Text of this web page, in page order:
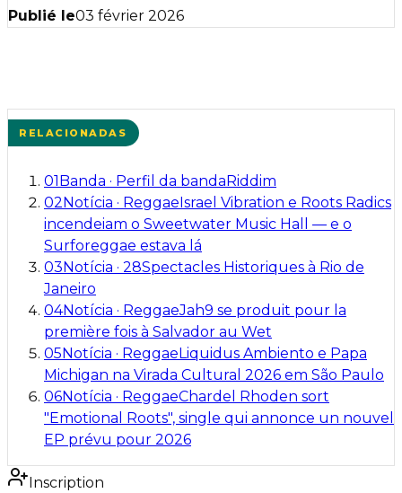
Publié le03 février 2026
RELACIONADAS
01 Banda · Perfil da banda Riddim
02 Notícia · Reggae Israel Vibration e Roots Radics
incendeiam o Sweetwater Music Hall — e o
Surforeggae estava lá
03 Notícia · 28Spectacles Historiques à Rio de
Janeiro
04Notícia · ReggaeJah9 se produit pour la
première fois à Salvador au Wet
05 Notícia · Reggae Liquidus Ambiento e Papa
Michigan na Virada Cultural 2026 em São Paulo
06Notícia · ReggaeChardel Rhoden sort
"Emotional Roots", single qui annonce un nouvel
EP prévu pour 2026
Inscription